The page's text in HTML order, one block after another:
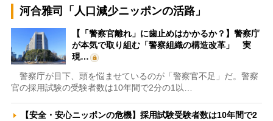
河合雅司「人口減少ニッポンの活路」
【「警察官離れ」に歯止めはかかるか？】警察庁
が本気で取り組む「警察組織の構造改革」 実
現…
警察庁が目下、頭を悩ませているのが「警察官不足」だ。警察
官の採用試験の受験者数は10年間で2分の1以…
【安全・安心ニッポンの危機】採用試験受験者数は10年間で2